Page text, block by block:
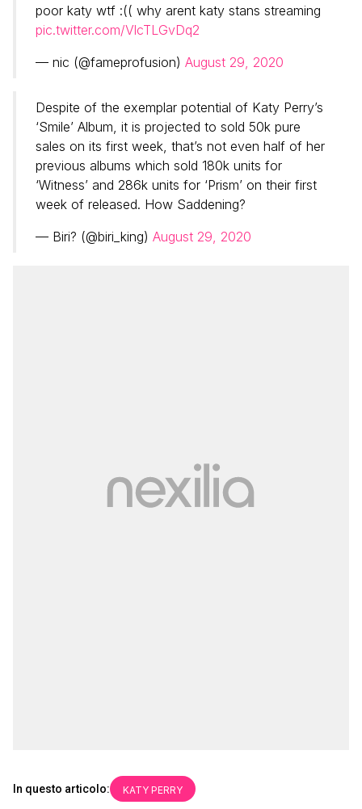
poor katy wtf :(( why arent katy stans streaming
pic.twitter.com/VlcTLGvDq2
— nic (@fameprofusion) August 29, 2020
Despite of the exemplar potential of Katy Perry’s
‘Smile’ Album, it is projected to sold 50k pure
sales on its first week, that’s not even half of her
previous albums which sold 180k units for
‘Witness’ and 286k units for ‘Prism’ on their first
week of released. How Saddening?
— Biri? (@biri_king) August 29, 2020
In questo articolo: KATY PERRY